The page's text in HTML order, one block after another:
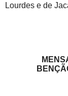
Lourdes e de